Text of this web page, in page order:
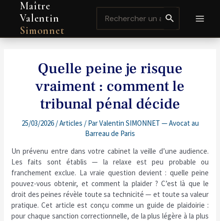
contenu
Maître
Valentin
Simonnet
for:
Quelle peine je risque
vraiment : comment le
tribunal pénal décide
25/03/2026 /Articles / ParValentin SIMONNET — Avocat au
Barreau de Paris
Un prévenu entre dans votre cabinet la veille d’une audience.
Les faits sont établis — la relaxe est peu probable ou
franchement exclue. La vraie question devient : quelle peine
pouvez-vous obtenir, et comment la plaider ? C’est là que le
droit des peines révèle toute sa technicité — et toute sa valeur
pratique. Cet article est conçu comme un guide de plaidoirie :
pour chaque sanction correctionnelle, de la plus légère à la plus
Navigation
de